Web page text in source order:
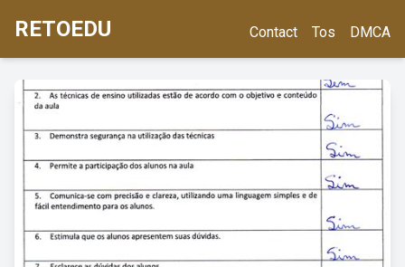
RETOEDU Contact Tos DMCA